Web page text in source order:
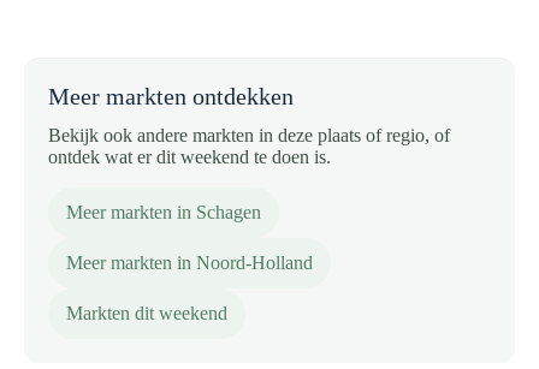
Meer markten ontdekken
Bekijk ook andere markten in deze plaats of regio, of
ontdek wat er dit weekend te doen is.
Meer markten in Schagen
Meer markten in Noord-Holland
Markten dit weekend